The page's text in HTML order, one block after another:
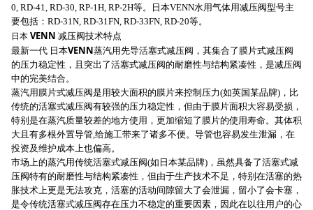
0, RD-41, RD-30, RP-1H, RP-2H等。日本VENN水用气体用减压阀型号主
要包括：RD-31N, RD-31FN, RD-33FN, RD-20等。
日本VENN 减压阀技术特点
最新一代 日本VENN蒸汽用先导活塞式减压阀，其集合了膜片式减压阀
的压力稳定性，且突出了活塞式减压阀的耐磨性与结构紧凑性，是减压阀
中的完美结合。
蒸汽用膜片式减压阀是用较大面积的膜片来控制压力(如英国某品牌)，比
传统的活塞式减压阀有较强的压力稳定性，但由于膜片面积大容易受损，
特别是在蒸汽质量较差的地方使用，更加缩短了膜片的使用寿命。其体积
大且有多根外置导管,给施工带来了诸多不便。导管也容易发生泄漏，在
投资及维护成本上也偏高。
市场上的蒸汽用传统活塞式减压阀(如日本某品牌)，虽然具备了活塞式减
压阀特有的耐磨性与结构紧凑性，但由于生产技术不足，特别在活塞的热
胀技术上更是无法攻克，活塞的活动间隙留大了会泄漏，留小了会卡塞，
是令传统活塞式减压阀存在压力不稳定的重要因素，因此在以往用户的心